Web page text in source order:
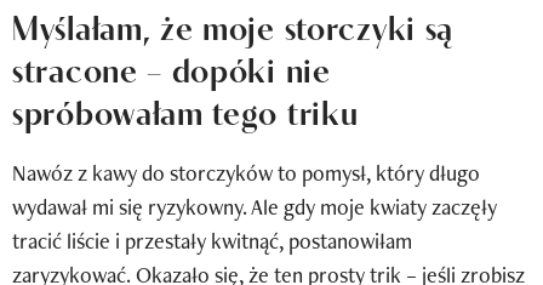
Newsletter
Wizaz Summer Influ School
Mój profil / Zarejestruj się
Myślałam, że moje storczyki są
stracone – dopóki nie
spróbowałam tego triku
Nawóz z kawy do storczyków to pomysł, który długo
wydawał mi się ryzykowny. Ale gdy moje kwiaty zaczęły
tracić liście i przestały kwitnąć, postanowiłam
zaryzykować. Okazało się, że ten prosty trik – jeśli zrobisz